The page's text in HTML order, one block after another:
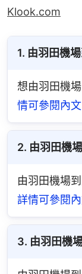
Klook.com
1. 由羽田機
想由羽田機
情可參閱內文
2. 由羽田機
由羽田機場
詳情可參閱內
3. 由羽田機